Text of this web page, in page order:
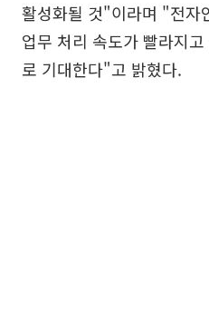
활성화될 것"이라며 "전자
업무 처리 속도가 빨라지
로 기대한다"고 밝혔다.